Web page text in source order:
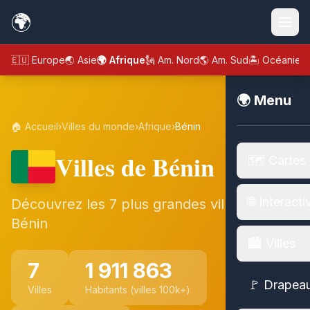
🌍
🇪🇺 Europe🌏 Asie🌍 Afrique🗽 Am. Nord🌎 Am. Sud🏝️ Océanie
🌍 Menu
🚩
🏠 Accueil›Villes du monde›Afrique›Bénin
Villes de Bénin
Découvrez les 7 plus grandes villes de
Bénin
7
Villes
1 911 863
Habitants (villes 100k+)